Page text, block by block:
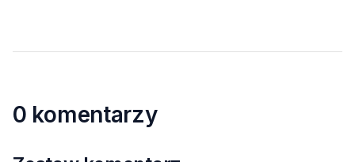
0 komentarzy